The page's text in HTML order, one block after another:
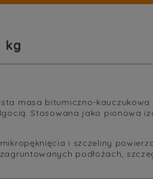
kg
masa bitumiczno-
Stosowana jako pionowa
i szczeliny
podłożach,